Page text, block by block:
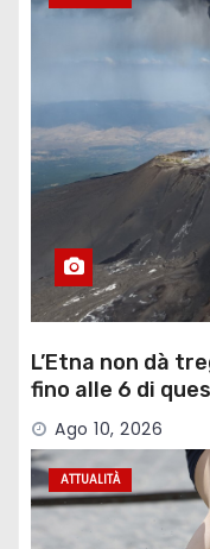
L’Etna non dà
fino alle 6 di
Ago 10, 2026
ATTUALITÀ